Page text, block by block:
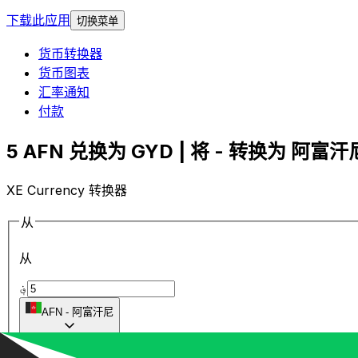
下载此应用 切换菜单
货币转换器
货币图表
汇率通知
付款
5 AFN 兑换为 GYD | 将 - 转换为 阿富汗
XE Currency 转换器
从
从
؋
AFN - 阿富汗尼